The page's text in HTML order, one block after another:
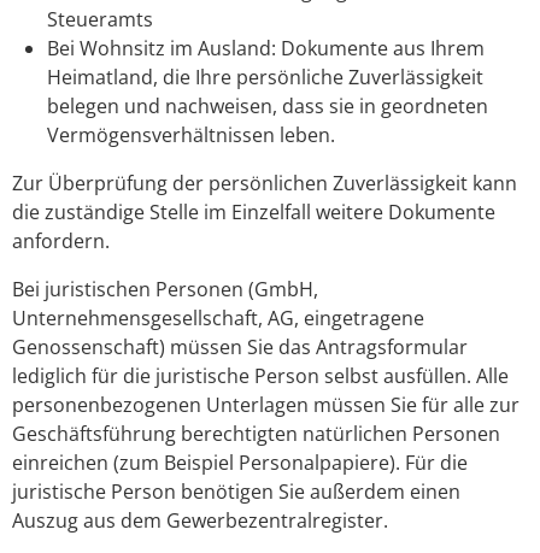
Steueramts
Bei Wohnsitz im Ausland: Dokumente aus Ihrem
Heimatland, die Ihre persönliche Zuverlässigkeit
belegen und nachweisen, dass sie in geordneten
Vermögensverhältnissen leben.
Zur Überprüfung der persönlichen Zuverlässigkeit kann
die zuständige Stelle im Einzelfall weitere Dokumente
anfordern.
Bei juristischen Personen (GmbH,
Unternehmensgesellschaft, AG, eingetragene
Genossenschaft) müssen Sie das Antragsformular
lediglich für die juristische Person selbst ausfüllen. Alle
personenbezogenen Unterlagen müssen Sie für alle zur
Geschäftsführung berechtigten natürlichen Personen
einreichen (zum Beispiel Personalpapiere). Für die
juristische Person benötigen Sie außerdem einen
Auszug aus dem Gewerbezentralregister.